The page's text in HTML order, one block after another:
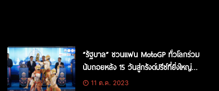
“รัฐบาล” ชวนแฟน MotoGP ทั่วโลกร่วม
นับถอยหลัง 15 วันสู่กรังด์ปรีซ์ที่ยิ่งใหญ่
ที่สุดในโลกบนแผ่นดินไทย พร้อมเปิดตัวโทร
11 ต.ค. 2023